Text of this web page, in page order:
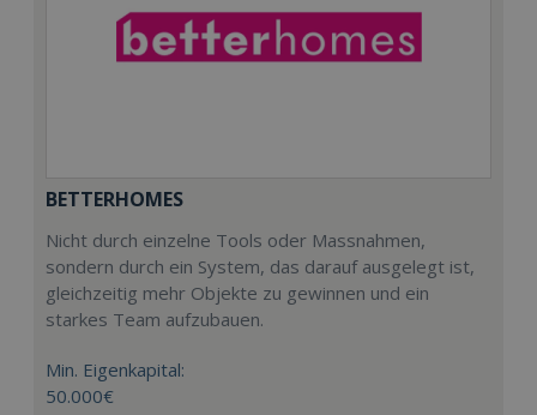
BETTERHOMES
Nicht durch einzelne Tools oder Massnahmen,
sondern durch ein System, das darauf ausgelegt ist,
gleichzeitig mehr Objekte zu gewinnen und ein
starkes Team aufzubauen.
Min. Eigenkapital:
50.000€